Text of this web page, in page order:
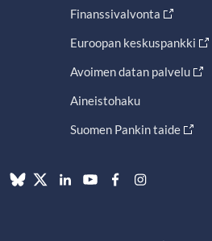
Finanssivalvonta
Euroopan keskuspankki
Avoimen datan palvelu
Aineistohaku
Suomen Pankin taide